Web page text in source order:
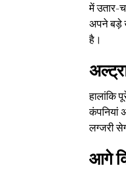
में उतार-
अपने बड़े
है।
हालांकि
कंपनियां
लग्जरी
आगे